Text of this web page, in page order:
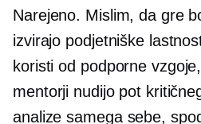
Narejeno. Mislim, da gre
izvirajo podjetniške
koristi od podporne
mentorji nudijo pot
analize samega sebe,